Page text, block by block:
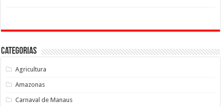
Categorias
Agricultura
Amazonas
Carnaval de Manaus